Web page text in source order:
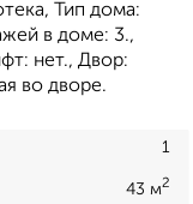
Тип дома:
в доме: 3.,
нет., Двор:
во дворе.
1
43 м2